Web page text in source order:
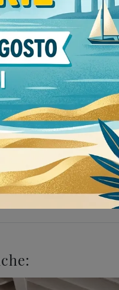
42
I più
Sangiacomo